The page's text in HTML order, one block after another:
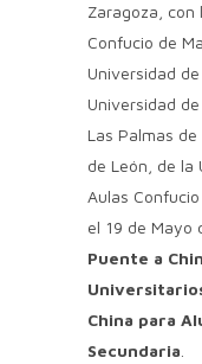
Zaragoza, con
Confucio de
Universidad
Universidad
Las Palmas
de León, de la
Aulas
el 19 de Mayo
Puente a
China para
Secundaria